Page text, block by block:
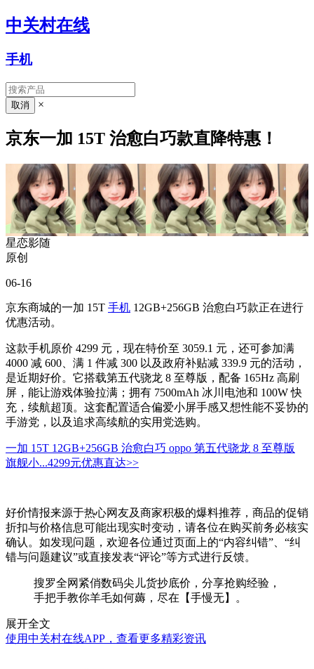
中关村在线
手机
×
京东一加 15T 治愈白巧款直降特惠！
星恋影随
原创
06-16
京东商城的一加 15T 手机 12GB+256GB 治愈白巧款正在进行
优惠活动。
这款手机原价 4299 元，现在特价至 3059.1 元，还可参加满
4000 减 600、满 1 件减 300 以及政府补贴减 339.9 元的活动，
是近期好价。它搭载第五代骁龙 8 至尊版，配备 165Hz 高刷
屏，能让游戏体验拉满；拥有 7500mAh 冰川电池和 100W 快
充，续航超顶。这套配置适合偏爱小屏手感又想性能不妥协的
手游党，以及追求高续航的实用党选购。
一加 15T 12GB+256GB 治愈白巧 oppo 第五代骁龙 8 至尊版
旗舰小...4299元优惠直达>>
好价情报来源于热心网友及商家积极的爆料推荐，商品的促销
折扣与价格信息可能出现实时变动，请各位在购买前务必核实
确认。如发现问题，欢迎各位通过页面上的“内容纠错”、“纠
错与问题建议”或直接发表“评论”等方式进行反馈。
搜罗全网紧俏数码尖儿货抄底价，分享抢购经验，
手把手教你羊毛如何薅，尽在【手慢无】。
展开全文
使用中关村在线APP，查看更多精彩资讯